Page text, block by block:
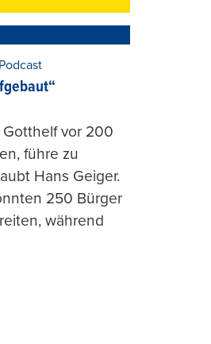
Podcast
vor 200
führe zu
Hans Geiger.
250 Bürger
während